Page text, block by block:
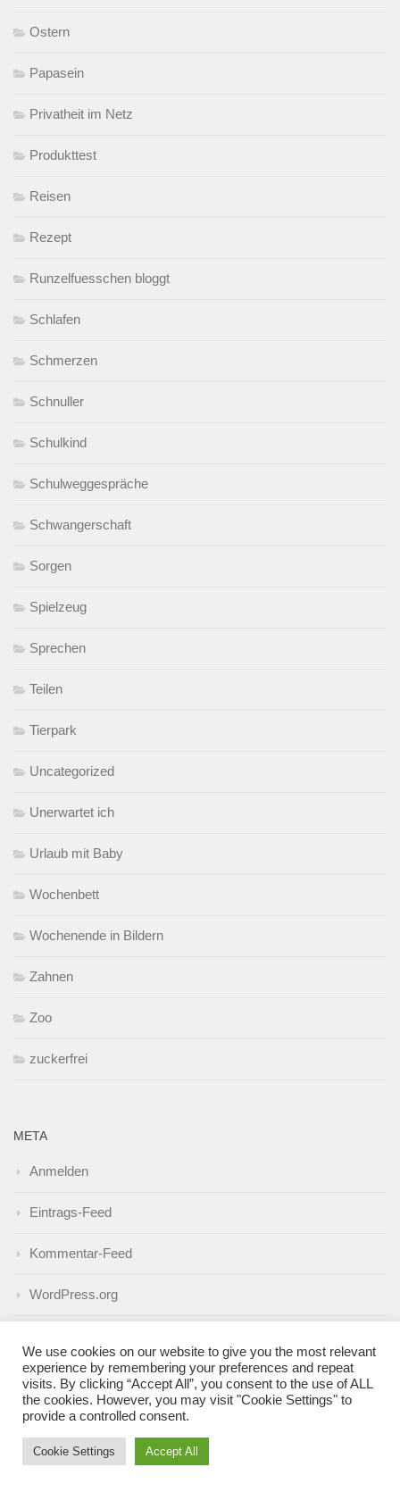
Ostern
Papasein
Privatheit im Netz
Produkttest
Reisen
Rezept
Runzelfuesschen bloggt
Schlafen
Schmerzen
Schnuller
Schulkind
Schulweggespräche
Schwangerschaft
Sorgen
Spielzeug
Sprechen
Teilen
Tierpark
Uncategorized
Unerwartet ich
Urlaub mit Baby
Wochenbett
Wochenende in Bildern
Zahnen
Zoo
zuckerfrei
META
Anmelden
Eintrags-Feed
Kommentar-Feed
WordPress.org
MEHR
Zugfahrt mit Baby
We use cookies on our website to give you the most relevant
experience by remembering your preferences and repeat
visits. By clicking “Accept All”, you consent to the use of ALL
the cookies. However, you may visit "Cookie Settings" to
provide a controlled consent.
Cookie Settings Accept All